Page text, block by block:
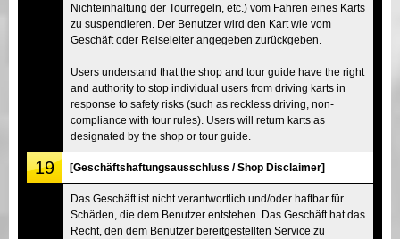
Nichteinhaltung der Tourregeln, etc.) vom Fahren eines Karts
zu suspendieren. Der Benutzer wird den Kart wie vom
Geschäft oder Reiseleiter angegeben zurückgeben.
Users understand that the shop and tour guide have the right
and authority to stop individual users from driving karts in
response to safety risks (such as reckless driving, non-
compliance with tour rules). Users will return karts as
designated by the shop or tour guide.
19 [Geschäftshaftungsausschluss / Shop Disclaimer]
Das Geschäft ist nicht verantwortlich und/oder haftbar für
Schäden, die dem Benutzer entstehen. Das Geschäft hat das
Recht, den dem Benutzer bereitgestellten Service zu